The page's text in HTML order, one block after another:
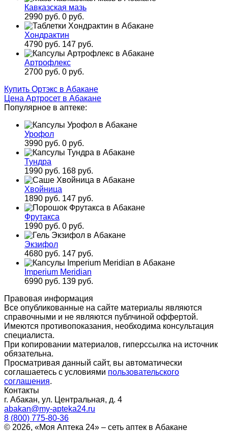
Кавказская мазь
2990 руб. 0 руб.
Хондрактин
4790 руб. 147 руб.
Артрофлекс
2700 руб. 0 руб.
Купить Ортэкс в Абакане
Цена Артросет в Абакане
Популярное в аптеке:
Урофол
3990 руб. 0 руб.
Тундра
1990 руб. 168 руб.
Хвойница
1890 руб. 147 руб.
Фрутакса
1990 руб. 0 руб.
Экзифол
4680 руб. 147 руб.
Imperium Meridian
6990 руб. 139 руб.
Правовая информация
Все опубликованные на сайте материалы являются
справочными и не являются публчиной оффертой.
Имеются противопоказания, необходима консультация
специалиста.
При копировании материалов, гиперссылка на источник
обязательна.
Просматривая данный сайт, вы автоматически
соглашаетесь с условиями пользовательского
соглашения.
Контакты
г. Абакан, ул. Центральная, д. 4
abakan@my-apteka24.ru
8 (800) 775-80-36
© 2026, «Моя Аптека 24» – сеть аптек в Абакане